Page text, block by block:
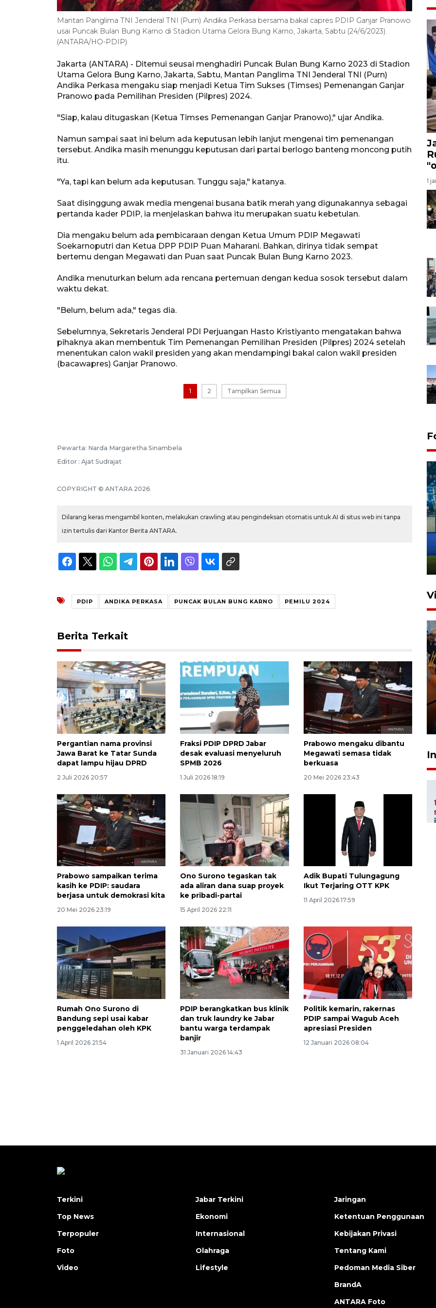
Mantan Panglima TNI Jenderal TNI (Purn) Andika Perkasa bersama bakal capres PDIP Ganjar Pranowo
usai Puncak Bulan Bung Karno di Stadion Utama Gelora Bung Karno, Jakarta, Sabtu (24/6/2023).
(ANTARA/HO-PDIP)
Jakarta (ANTARA) - Ditemui seusai menghadiri Puncak Bulan Bung Karno 2023 di Stadion
Utama Gelora Bung Karno, Jakarta, Sabtu, Mantan Panglima TNI Jenderal TNI (Purn)
Andika Perkasa mengaku siap menjadi Ketua Tim Sukses (Timses) Pemenangan Ganjar
Pranowo pada Pemilihan Presiden (Pilpres) 2024.
"Siap, kalau ditugaskan (Ketua Timses Pemenangan Ganjar Pranowo)," ujar Andika.
Namun sampai saat ini belum ada keputusan lebih lanjut mengenai tim pemenangan
tersebut. Andika masih menunggu keputusan dari partai berlogo banteng moncong putih
itu.
"Ya, tapi kan belum ada keputusan. Tunggu saja," katanya.
Saat disinggung awak media mengenai busana batik merah yang digunakannya sebagai
pertanda kader PDIP, ia menjelaskan bahwa itu merupakan suatu kebetulan.
Dia mengaku belum ada pembicaraan dengan Ketua Umum PDIP Megawati
Soekarnoputri dan Ketua DPP PDIP Puan Maharani. Bahkan, dirinya tidak sempat
bertemu dengan Megawati dan Puan saat Puncak Bulan Bung Karno 2023.
Andika menuturkan belum ada rencana pertemuan dengan kedua sosok tersebut dalam
waktu dekat.
"Belum, belum ada," tegas dia.
Sebelumnya, Sekretaris Jenderal PDI Perjuangan Hasto Kristiyanto mengatakan bahwa
pihaknya akan membentuk Tim Pemenangan Pemilihan Presiden (Pilpres) 2024 setelah
menentukan calon wakil presiden yang akan mendampingi bakal calon wakil presiden
(bacawapres) Ganjar Pranowo.
1 2 Tampilkan Semua
Pewarta: Narda Margaretha Sinambela
Editor : Ajat Sudrajat
COPYRIGHT © ANTARA 2026
Dilarang keras mengambil konten, melakukan crawling atau pengindeksan otomatis untuk AI di situs web ini tanpa
izin tertulis dari Kantor Berita ANTARA.
PDIP ANDIKA PERKASA PUNCAK BULAN BUNG KARNO PEMILU 2024
Berita Terkait
Pergantian nama provinsi
Jawa Barat ke Tatar Sunda
dapat lampu hijau DPRD
2 Juli 2026 20:57
Fraksi PDIP DPRD Jabar
desak evaluasi menyeluruh
SPMB 2026
1 Juli 2026 18:19
Prabowo mengaku dibantu
Megawati semasa tidak
berkuasa
20 Mei 2026 23:43
Prabowo sampaikan terima
kasih ke PDIP: saudara
berjasa untuk demokrasi kita
20 Mei 2026 23:19
Ono Surono tegaskan tak
ada aliran dana suap proyek
ke pribadi-partai
15 April 2026 22:11
Adik Bupati Tulungagung
Ikut Terjaring OTT KPK
11 April 2026 17:59
Rumah Ono Surono di
Bandung sepi usai kabar
penggeledahan oleh KPK
1 April 2026 21:54
PDIP berangkatkan bus klinik
dan truk laundry ke Jabar
bantu warga terdampak
banjir
31 Januari 2026 14:43
Politik kemarin, rakernas
PDIP sampai Wagub Aceh
apresiasi Presiden
12 Januari 2026 08:04
1
Taklukkan DPMM FC, Persib
amankan tiket semifinal Piala
Presiden
29 Juli 2026 01:36
Terkini
Top News
Terpopuler
Foto
Video
Jabar Terkini
Ekonomi
Internasional
Olahraga
Lifestyle
Jaringan
Ketentuan Penggunaan
Kebijakan Privasi
Tentang Kami
Pedoman Media Siber
BrandA
ANTARA Foto